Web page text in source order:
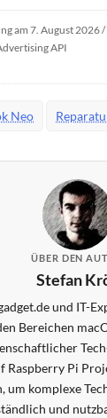
am 7. August 2026
API
Neo
ÜBER DEN
Stefan
und IT-
Bereichen
Raspberry Pi
um komplexe
und